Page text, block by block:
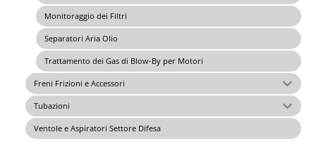
Monitoraggio dei Filtri
Separatori Aria Olio
Trattamento dei Gas di Blow-By per Motori
Freni Frizioni e Accessori
Tubazioni
Ventole e Aspiratori Settore Difesa